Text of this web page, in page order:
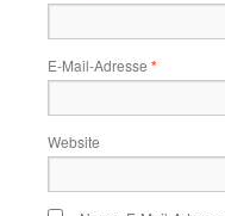
E-Mail-Adresse *
Website